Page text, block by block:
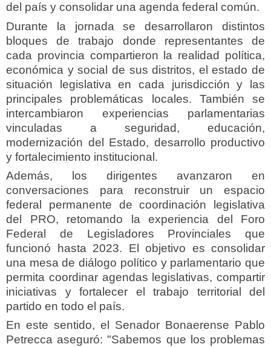
del país y consolidar una agenda federal común.
Durante la jornada se desarrollaron distintos
bloques de trabajo donde representantes de
cada provincia compartieron la realidad política,
económica y social de sus distritos, el estado de
situación legislativa en cada jurisdicción y las
principales problemáticas locales. También se
intercambiaron experiencias parlamentarias
vinculadas a seguridad, educación,
modernización del Estado, desarrollo productivo
y fortalecimiento institucional.
Además, los dirigentes avanzaron en
conversaciones para reconstruir un espacio
federal permanente de coordinación legislativa
del PRO, retomando la experiencia del Foro
Federal de Legisladores Provinciales que
funcionó hasta 2023. El objetivo es consolidar
una mesa de diálogo político y parlamentario que
permita coordinar agendas legislativas, compartir
iniciativas y fortalecer el trabajo territorial del
partido en todo el país.
En este sentido, el Senador Bonaerense Pablo
Petrecca aseguró: "Sabemos que los problemas